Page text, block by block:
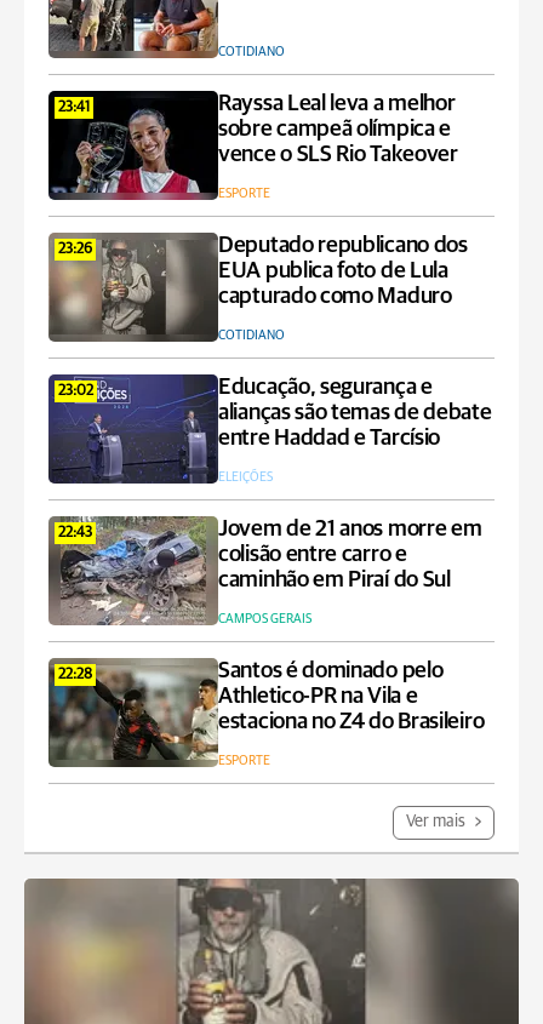
COTIDIANO
23:41
Rayssa Leal leva a melhor
sobre campeã olímpica e
vence o SLS Rio Takeover
ESPORTE
23:26
Deputado republicano dos
EUA publica foto de Lula
capturado como Maduro
COTIDIANO
23:02
Educação, segurança e
alianças são temas de debate
entre Haddad e Tarcísio
ELEIÇÕES
22:43
Jovem de 21 anos morre em
colisão entre carro e
caminhão em Piraí do Sul
CAMPOS GERAIS
22:28
Santos é dominado pelo
Athletico-PR na Vila e
estaciona no Z4 do Brasileiro
ESPORTE
Ver mais